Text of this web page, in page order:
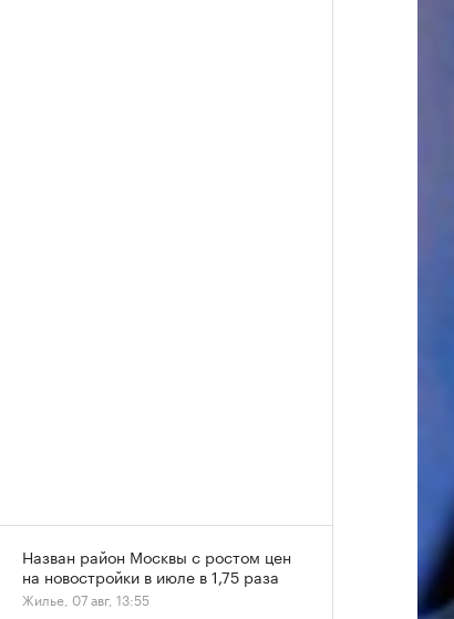
Назван район Москвы с ростом цен
на новостройки в июле в 1,75 раза
Жилье, 07 авг, 13:55